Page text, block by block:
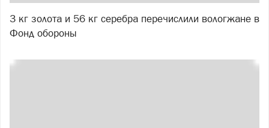
3 кг золота и 56 кг серебра перечислили вологжане в
Фонд обороны